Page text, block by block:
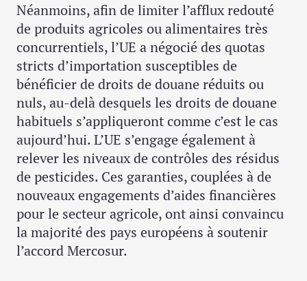
Néanmoins, afin de limiter l’afflux redouté
de produits agricoles ou alimentaires très
concurrentiels, l’UE a négocié des quotas
stricts d’importation susceptibles de
bénéficier de droits de douane réduits ou
nuls, au-delà desquels les droits de douane
habituels s’appliqueront comme c’est le cas
aujourd’hui. L’UE s’engage également à
relever les niveaux de contrôles des résidus
de pesticides. Ces garanties, couplées à de
nouveaux engagements d’aides financières
pour le secteur agricole, ont ainsi convaincu
la majorité des pays européens à soutenir
l’accord Mercosur.